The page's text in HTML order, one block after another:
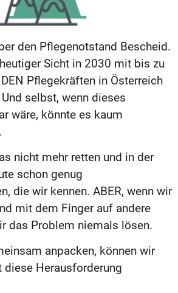
den Pflegenotstand Bescheid.
Sicht in 2030 mit bis zu
Pflegekräften in Österreich
selbst, wenn dieses
wäre, könnte es kaum
nicht mehr retten und in der
schon genug
die wir kennen. ABER, wenn wir
mit dem Finger auf andere
das Problem niemals lösen.
anpacken, können wir
diese Herausforderung